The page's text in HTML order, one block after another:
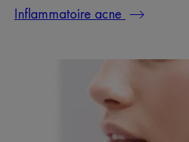
Inflammatoire acne